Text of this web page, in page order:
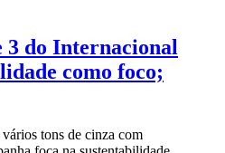
3 do Internacional
como foco;
tons de cinza com